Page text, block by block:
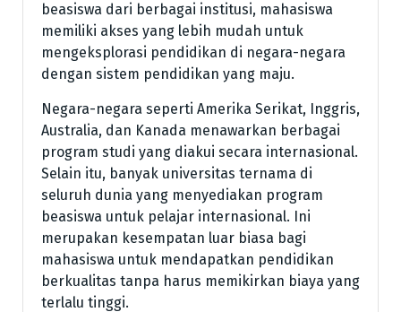
beasiswa dari berbagai institusi, mahasiswa
memiliki akses yang lebih mudah untuk
mengeksplorasi pendidikan di negara-negara
dengan sistem pendidikan yang maju.
Negara-negara seperti Amerika Serikat, Inggris,
Australia, dan Kanada menawarkan berbagai
program studi yang diakui secara internasional.
Selain itu, banyak universitas ternama di
seluruh dunia yang menyediakan program
beasiswa untuk pelajar internasional. Ini
merupakan kesempatan luar biasa bagi
mahasiswa untuk mendapatkan pendidikan
berkualitas tanpa harus memikirkan biaya yang
terlalu tinggi.